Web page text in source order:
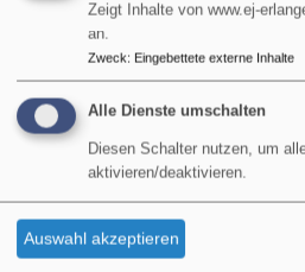
Bildrechte
Rechtsextremismus
Demokratie
Zeigt Inhalte von www.ej-
an.
Zweck: Eingebettete externe Inhalte
Alle Dienste umschalten
Diesen Schalter nutzen, um
aktivieren/deaktivieren.
Auswahl akzeptieren